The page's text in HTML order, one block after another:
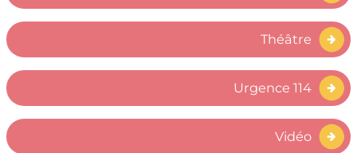
Théâtre
Urgence 114
Vidéo